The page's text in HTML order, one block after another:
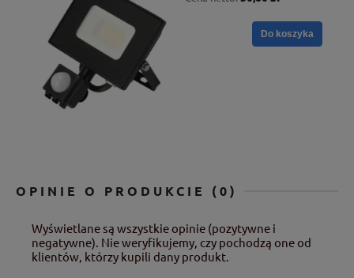
Do koszyka
OPINIE O PRODUKCIE (0)
Wyświetlane są wszystkie opinie (pozytywne i
negatywne). Nie weryfikujemy, czy pochodzą one od
klientów, którzy kupili dany produkt.